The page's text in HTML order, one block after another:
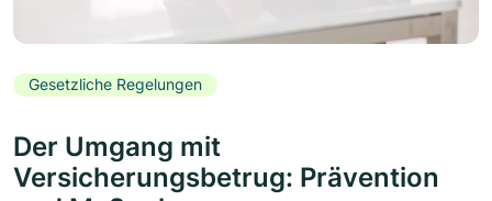
Gesetzliche Regelungen
Der Umgang mit
Versicherungsbetrug: Prävention